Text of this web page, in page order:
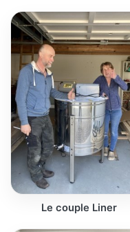
Le couple Liner